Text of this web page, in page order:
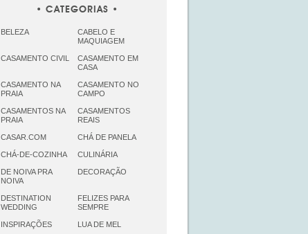
CATEGORIAS
BELEZA
CABELO E
MAQUIAGEM
CASAMENTO CIVIL
CASAMENTO EM
CASA
CASAMENTO NA
PRAIA
CASAMENTO NO
CAMPO
CASAMENTOS NA
PRAIA
CASAMENTOS
REAIS
CASAR.COM CHÁ DE PANELA
CHÁ-DE-COZINHA CULINÁRIA
DE NOIVA PRA
NOIVA
DECORAÇÃO
DESTINATION
WEDDING
FELIZES PARA
SEMPRE
INSPIRAÇÕES LUA DE MEL